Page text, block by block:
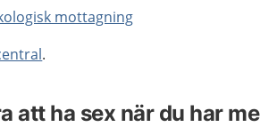
mottagning
.
att ha sex när du har